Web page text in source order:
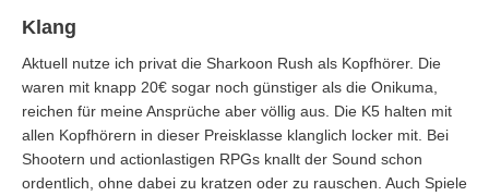
Klang
Aktuell nutze ich privat die Sharkoon Rush als Kopfhörer. Die
waren mit knapp 20€ sogar noch günstiger als die Onikuma,
reichen für meine Ansprüche aber völlig aus. Die K5 halten mit
allen Kopfhörern in dieser Preisklasse klanglich locker mit. Bei
Shootern und actionlastigen RPGs knallt der Sound schon
ordentlich, ohne dabei zu kratzen oder zu rauschen. Auch Spiele